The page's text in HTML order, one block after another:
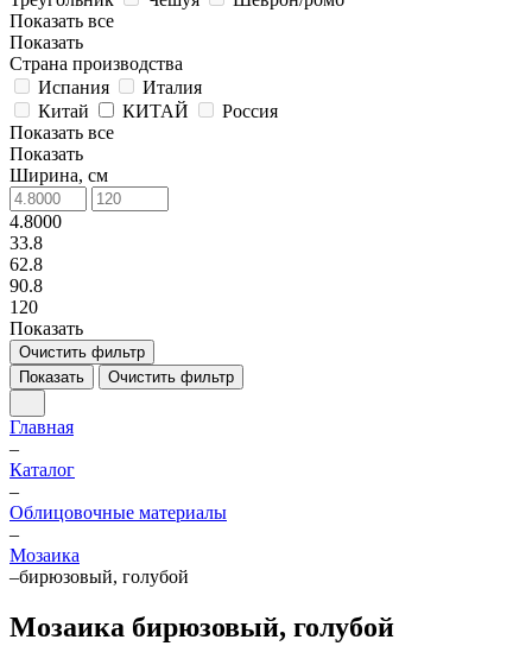
Показать все
Показать
Страна производства
Испания
Италия
Китай
КИТАЙ
Россия
Показать все
Показать
Ширина, см
4.8000
33.8
62.8
90.8
120
Показать
Очистить фильтр
Показать
Очистить фильтр
Главная
–
Каталог
–
Облицовочные материалы
–
Мозаика
–бирюзовый, голубой
Мозаика бирюзовый, голубой